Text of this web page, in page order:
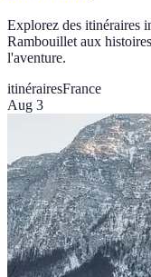
Explorez des itinéraires
Rambouillet aux
l'aventure.
itinérairesFrance
Aug 3